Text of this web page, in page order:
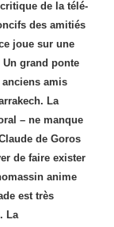
de la télé-
des amitiés
joue sur une
Un grand ponte
amis
La
– ne manque
de Goros
de faire exister
anime
est très
La